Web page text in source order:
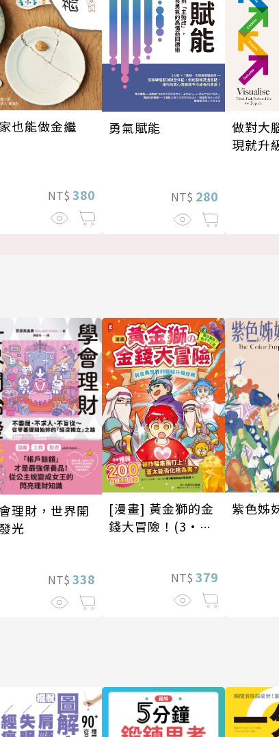
也能做金繼
NT$ 380
勇氣賦能
NT$ 280
做對大
現就升
理財，世界開
光
NT$ 338
[漫畫] 黃金獅的金
錢大冒險！(3•完
NT$ 379
紫色姊